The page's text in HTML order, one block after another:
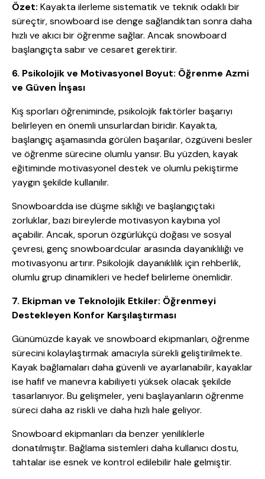
Özet: Kayakta ilerleme sistematik ve teknik odaklı bir
süreçtir, snowboard ise denge sağlandıktan sonra daha
hızlı ve akıcı bir öğrenme sağlar. Ancak snowboard
başlangıçta sabır ve cesaret gerektirir.
6. Psikolojik ve Motivasyonel Boyut: Öğrenme Azmi
ve Güven İnşası
Kış sporları öğreniminde, psikolojik faktörler başarıyı
belirleyen en önemli unsurlardan biridir. Kayakta,
başlangıç aşamasında görülen başarılar, özgüveni besler
ve öğrenme sürecine olumlu yansır. Bu yüzden, kayak
eğitiminde motivasyonel destek ve olumlu pekiştirme
yaygın şekilde kullanılır.
Snowboardda ise düşme sıklığı ve başlangıçtaki
zorluklar, bazı bireylerde motivasyon kaybına yol
açabilir. Ancak, sporun özgürlükçü doğası ve sosyal
çevresi, genç snowboardcular arasında dayanıklılığı ve
motivasyonu artırır. Psikolojik dayanıklılık için rehberlik,
olumlu grup dinamikleri ve hedef belirleme önemlidir.
7. Ekipman ve Teknolojik Etkiler: Öğrenmeyi
Destekleyen Konfor Karşılaştırması
Günümüzde kayak ve snowboard ekipmanları, öğrenme
sürecini kolaylaştırmak amacıyla sürekli geliştirilmekte.
Kayak bağlamaları daha güvenli ve ayarlanabilir, kayaklar
ise hafif ve manevra kabiliyeti yüksek olacak şekilde
tasarlanıyor. Bu gelişmeler, yeni başlayanların öğrenme
süreci daha az riskli ve daha hızlı hale geliyor.
Snowboard ekipmanları da benzer yeniliklerle
donatılmıştır. Bağlama sistemleri daha kullanıcı dostu,
tahtalar ise esnek ve kontrol edilebilir hale gelmiştir.